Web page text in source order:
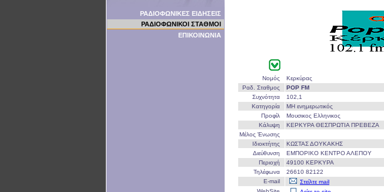
ΡΑΔΙΟΦΩΝΙΚΕΣ ΕΙΔΗΣΕΙΣ
ΡΑΔΙΟΦΩΝΙΚΟΙ ΣΤΑΘΜΟΙ
ΕΠΙΚΟΙΝΩΝΙΑ
Νομός
Κερκύρας
Ραδ. Σταθμος
POP FM
Συχνότητα
102,1
Κατηγορία
ΜΗ ενημερωτικός
Προφίλ
Μουσικος Ελληνικος
Κάλυψη
ΚΕΡΚΥΡΑ ΘΕΣΠΡΩΤΙΑ ΠΡΕΒΕΖΑ
Μέλος Ένωσης
Ιδιοκτήτης
ΚΩΣΤΑΣ ΔΟΥΚΑΚΗΣ
Διεύθυνση
ΕΜΠΟΡΙΚΟ ΚΕΝΤΡΟ ΑΛΕΠΟΥ
Περιοχή
49100 ΚΕΡΚΥΡΑ
Τηλέφωνα
26610 82122
E-mail
Στείλτε mail